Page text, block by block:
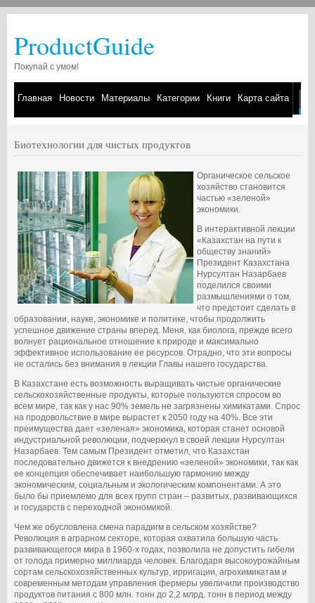
ProductGuide
Покупай с умом!
Главная Новости Материалы Категории Книги Карта сайта
Биотехнологии для чистых продуктов
Органическое сельское
хозяйство становится
частью «зеленой»
экономики.
В интерактивной лекции
«Казахстан на пути к
обществу знаний»
Президент Казахстана
Нурсултан Назарбаев
поделился своими
размышлениями о том,
что предстоит сделать в
образовании, науке, экономике и политике, чтобы продолжить
успешное движение страны вперед. Меня, как биолога, прежде всего
волнует ра­циональное отношение к природе и максимально
эффективное использование ее ресурсов. Отрадно, что эти вопросы
не остались без внимания в лекции Главы нашего государства.
В Казахстане есть возможность выращивать чистые органические
сельскохозяйственные продукты, которые пользуются спросом во
всем мире, так как у нас 90% земель не загрязнены химикатами. Спрос
на продовольствие в мире вырастет к 2050 году на 40%. Все эти
преимущества дает «зеленая» экономика, которая станет основой
индустриальной революции, подчеркнул в своей лекции Нурсултан
Назарбаев. Тем самым Президент отметил, что Казахстан
последовательно движется к внедрению «зеленой» экономики, так как
ее концепция обеспечивает наибольшую гармонию между
экономическим, социальным и экологическим компонентами. А это
было бы приемлемо для всех групп стран – развитых, развивающихся
и государств с переходной экономикой.
Чем же обусловлена смена парадигм в сельском хозяйстве?
Революция в аграрном секторе, которая охватила большую часть
развивающегося мира в 1960-х годах, позволила не допустить гибели
от голода примерно миллиарда человек. Благодаря высокоурожайным
сортам сельскохозяйственных культур, ирригации, агрохимикатам и
современным методам управления фермеры увеличили производство
продуктов питания с 800 млн. тонн до 2,2 млрд. тонн в период между